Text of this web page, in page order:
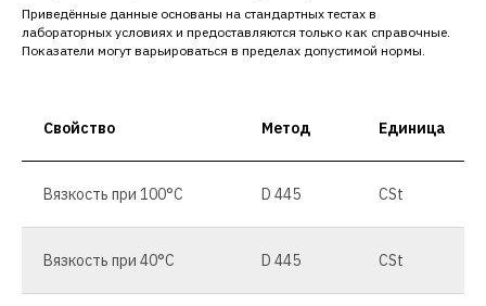
Приведённые данные основаны на стандартных тестах в
лабораторных условиях и предоставляются только как справочные.
Показатели могут варьироваться в пределах допустимой нормы.
Свойство Метод Единица
Вязкость при 100°C D 445 CSt
Вязкость при 40°C D 445 CSt